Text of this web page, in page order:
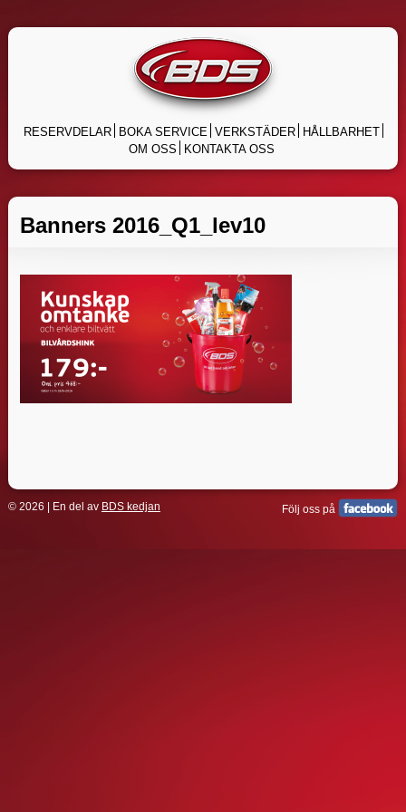
Skip
RESERVDELAR BOKA SERVICE VERKSTÄDER
HÅLLBARHET
OM OSS
KONTAKTA OSS
Banners 2016_Q1_lev10
Följ oss på
© 2026 | En del av BDS kedjan